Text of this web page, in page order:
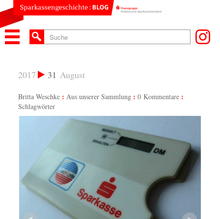
31 August
2017
Britta Weschke Aus unserer Sammlung
0 Kommentare
Schlagwörter